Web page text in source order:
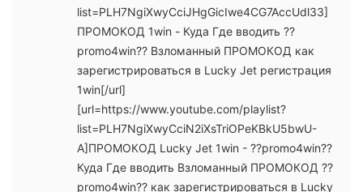
list=PLH7NgiXwyCciJHgGicIwe4CG7AccUdl33]
ПРОМОКОД 1win - Куда Где вводить ??
promo4win?? Взломанный ПРОМОКОД как
зарегистрироваться в Lucky Jet регистрация
1win[/url]
[url=https://www.youtube.com/playlist?
list=PLH7NgiXwyCciN2iXsTriOPeKBkU5bwU-
A]ПРОМОКОД Lucky Jet 1win - ??promo4win??
Куда Где вводить Взломанный ПРОМОКОД ??
promo4win?? как зарегистрироваться в Lucky